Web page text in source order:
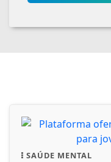
SAÚDE MENTAL